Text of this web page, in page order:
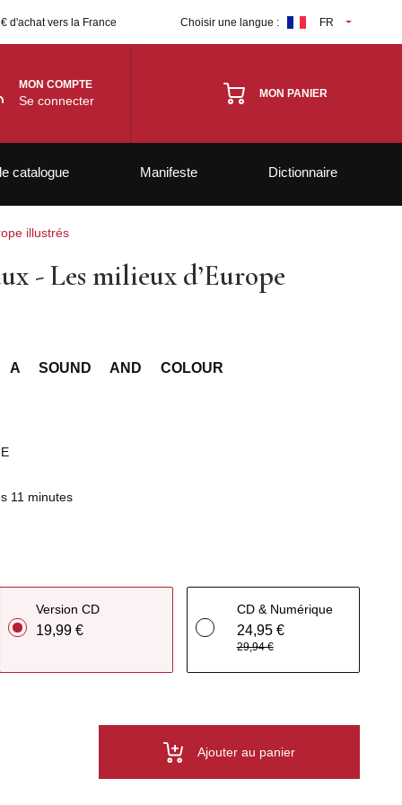
d'achat vers la France Choisir une langue : FR
MON COMPTE
Se connecter MON PANIER
catalogue Manifeste Dictionnaire
illustrés
- Les milieux d’Europe
A SOUND AND COLOUR
11 minutes
Version CD
19,99 €
CD & Numérique
24,95 €
29,94 €
Ajouter au panier